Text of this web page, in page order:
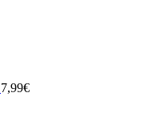
7,99€